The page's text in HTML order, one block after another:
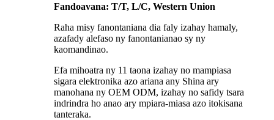
Fandoavana: T/T, L/C, Western Union
Raha misy fanontaniana dia faly izahay hamaly,
azafady alefaso ny fanontanianao sy ny
kaomandinao.
Efa mihoatra ny 11 taona izahay no mampiasa
sigara elektronika azo ariana any Shina ary
manohana ny OEM ODM, izahay no safidy tsara
indrindra ho anao ary mpiara-miasa azo itokisana
tanteraka.